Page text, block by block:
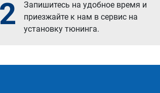
2
Запишитесь на удобное время и
приезжайте к нам в сервис на
установку тюнинга.